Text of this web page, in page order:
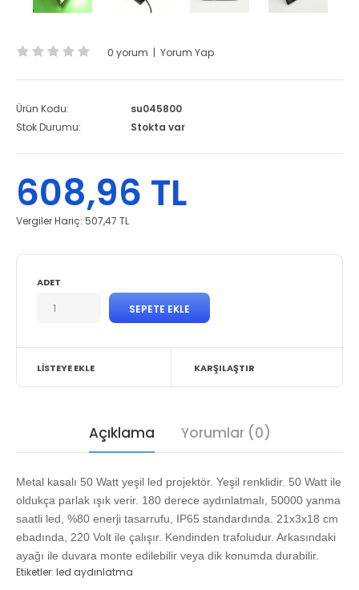
0 yorum | Yorum Yap
Ürün Kodu:
su045800
Stok Durumu:
Stokta var
608,96 TL
Vergiler Hariç: 507,47 TL
ADET
LISTEYE EKLE KARŞILAŞTIR
Açıklama Yorumlar (0)
Metal kasalı 50 Watt yeşil led projektör. Yeşil renklidir. 50 Watt ile
oldukça parlak ışık verir. 180 derece aydınlatmalı, 50000 yanma
saatli led, %80 enerji tasarrufu, IP65 standardında. 21x3x18 cm
ebadında, 220 Volt ile çalışır. Kendinden trafoludur. Arkasındaki
ayağı ile duvara monte edilebilir veya dik konumda durabilir.
Etiketler: led aydınlatma